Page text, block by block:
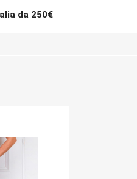
da 250€